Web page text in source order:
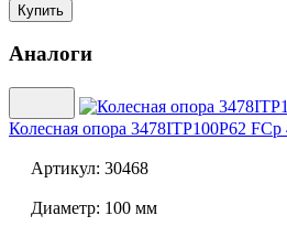
Купить
Аналоги
Колесная опора 3478ITP100P62 FCp
Артикул: 30468
Диаметр: 100 мм